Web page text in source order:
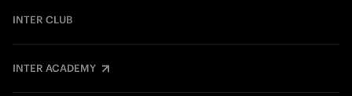
INTER CLUB
INTER ACADEMY